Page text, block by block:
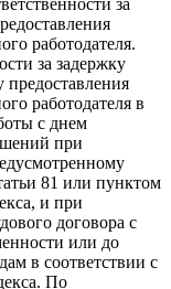
работодателя.
за задержку
работодателя в
с днем
при
81 или пунктом
и при
договора с
или до
в соответствии с
По